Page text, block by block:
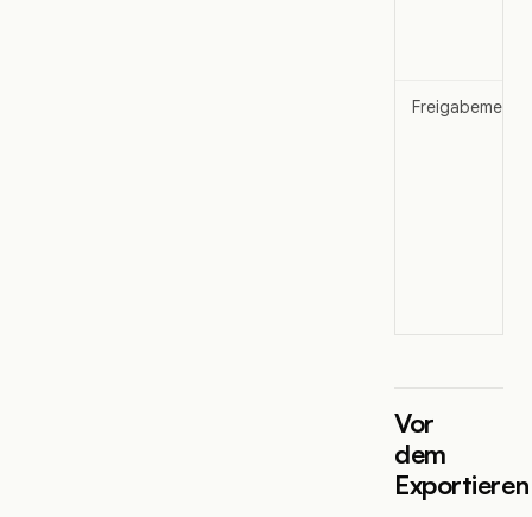
Freigabemenü
Vor
dem
Exportieren